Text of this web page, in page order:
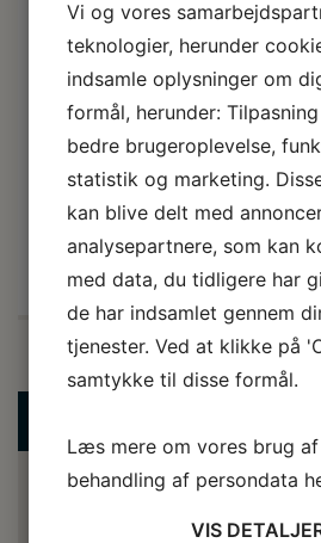
overrasket over deres iver for at
Han fik et par sedler og var
Kristina og Andreas.
KATEGORI(ER):CUBA,DET SIGER VORES
FÅ ET TILBUD HER
Vi og vores
teknologier, herunder
indsamle oplysninger om
formål, herunder:
bedre brugeroplevelse,
statistik og marketing.
kan blive delt med
analysepartnere, som kan
med data, du tidligere har
de har indsamlet gennem
tjenester. Ved at klikke på
samtykke til disse formål.
Læs mere om vores brug
behandling af persondata
VIS